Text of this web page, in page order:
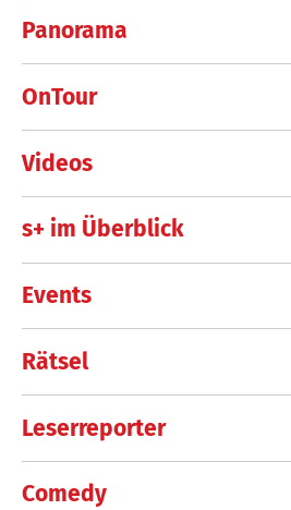
Panorama
OnTour
Videos
s+ im Überblick
Events
Rätsel
Leserreporter
Comedy